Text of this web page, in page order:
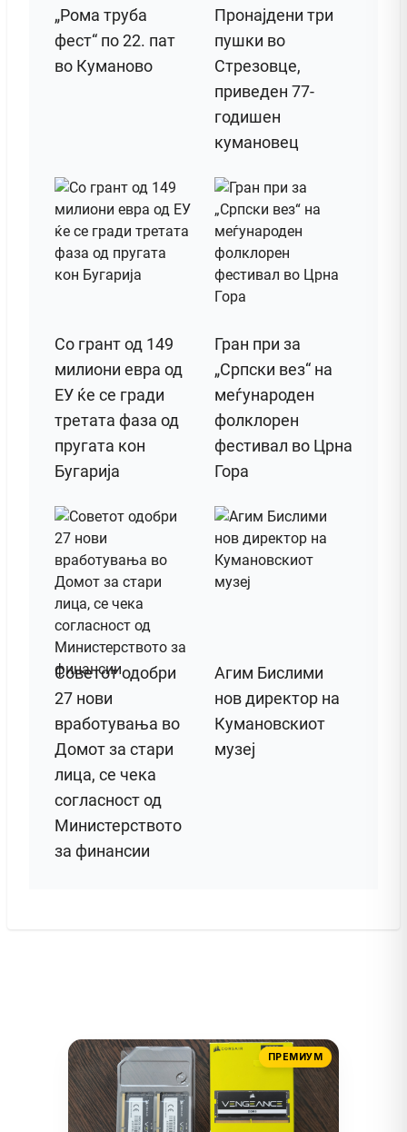
„Рома труба
фест“ по 22. пат
во Куманово
Пронајдени три
пушки во
Стрезовце,
приведен 77-
годишен
кумановец
Со грант од 149
милиони евра од
ЕУ ќе се гради
третата фаза од
пругата кон
Бугарија
Гран при за
„Српски вез“ на
меѓународен
фолклорен
фестивал во Црна
Гора
Советот одобри
27 нови
вработувања во
Домот за стари
лица, се чека
согласност од
Министерството
за финансии
Агим Бислими
нов директор на
Кумановскиот
музеј
ПРЕМИУМ